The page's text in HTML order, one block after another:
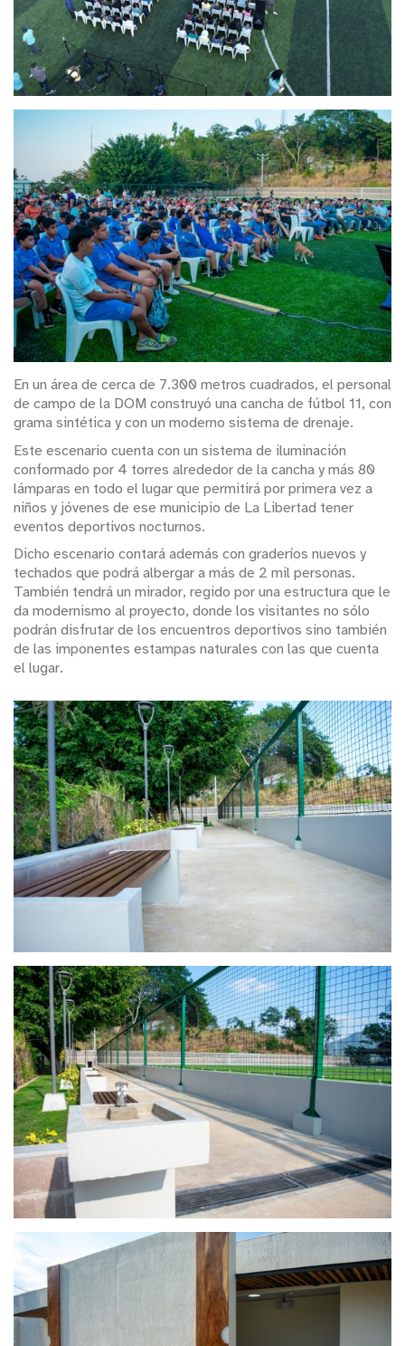
En un área de cerca de 7.300 metros cuadrados, el personal
de campo de la DOM construyó una cancha de fútbol 11, con
grama sintética y con un moderno sistema de drenaje.
Este escenario cuenta con un sistema de iluminación
conformado por 4 torres alrededor de la cancha y más 80
lámparas en todo el lugar que permitirá por primera vez a
niños y jóvenes de ese municipio de La Libertad tener
eventos deportivos nocturnos.
Dicho escenario contará además con graderíos nuevos y
techados que podrá albergar a más de 2 mil personas.
También tendrá un mirador, regido por una estructura que le
da modernismo al proyecto, donde los visitantes no sólo
podrán disfrutar de los encuentros deportivos sino también
de las imponentes estampas naturales con las que cuenta
el lugar.